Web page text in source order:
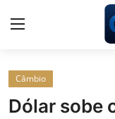
Entrar
Câmbio
Dólar sobe